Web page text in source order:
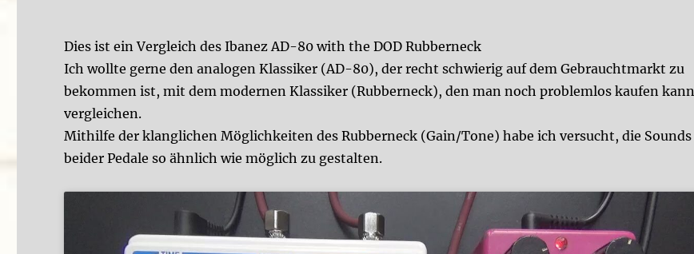
Dies ist ein Vergleich des Ibanez AD-80 with the DOD Rubberneck
Ich wollte gerne den analogen Klassiker (AD-80), der recht schwierig auf dem Gebrauchtmarkt zu
bekommen ist, mit dem modernen Klassiker (Rubberneck), den man noch problemlos kaufen kann
vergleichen.
Mithilfe der klanglichen Möglichkeiten des Rubberneck (Gain/Tone) habe ich versucht, die Sounds
beider Pedale so ähnlich wie möglich zu gestalten.